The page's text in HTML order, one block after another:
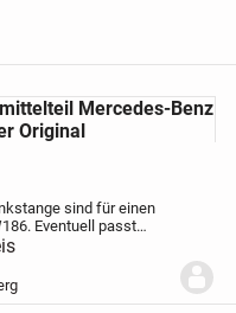
Mercedes-Benz
Original
sind für einen
Eventuell passt
W187 (220).
Original Teil.